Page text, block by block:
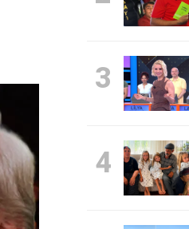
3
4